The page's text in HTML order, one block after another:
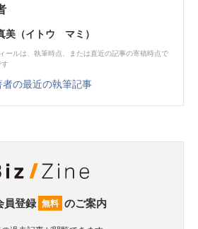
美（イトウ マミ）
ールは、執筆時点、または直近の記事の寄稿時点で
者の最近の執筆記事
員登録 無料 のご案内